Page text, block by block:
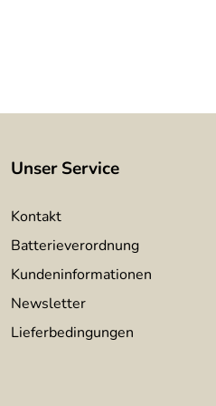
Unser Service
Kontakt
Batterieverordnung
Kundeninformationen
Newsletter
Lieferbedingungen